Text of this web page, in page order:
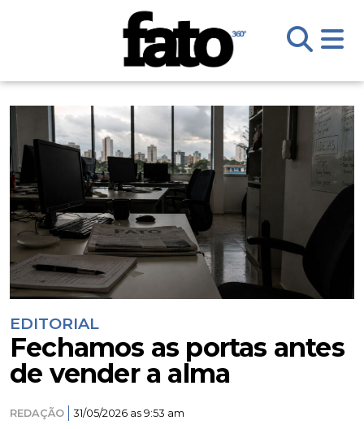
EDITORIAL
Fechamos as portas antes
de vender a alma
REDAÇÃO 31/05/2026 as 9:53 am